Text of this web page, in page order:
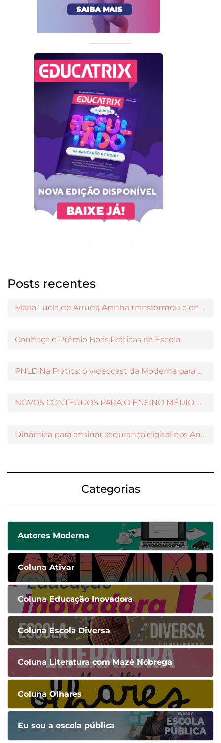
Posts recentes
Maria Lúcia de Arruda Aranha transformou o ensino de Filosofia no Brasil
Conheça o Prêmio Boas Práticas na Escola
PNLD Na Prática: o videocast da Moderna para apoiar a escolha das obras aprovadas
NOVOS CONTEÚDOS PARA O ENSINO MÉDIO DISPONÍVEIS NO MODERNAMIGOS
Dinâmica para ensinar segurança digital nos Anos Iniciais
Categorias
Autores Moderna
Coluna Ativar
Coluna Educação Inovadora
Coluna Escola Diversa
Coluna Literatura com Mazé Nóbrega
Coluna Olhares
Eu sou a escola pública